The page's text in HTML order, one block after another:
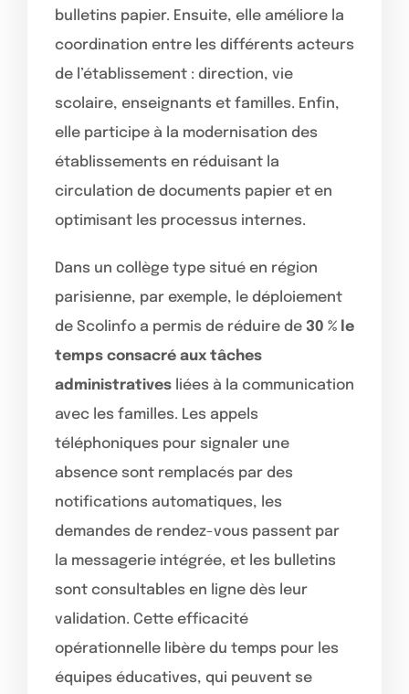
bulletins papier. Ensuite, elle améliore la
coordination entre les différents acteurs
de l’établissement : direction, vie
scolaire, enseignants et familles. Enfin,
elle participe à la modernisation des
établissements en réduisant la
circulation de documents papier et en
optimisant les processus internes.
Dans un collège type situé en région
parisienne, par exemple, le déploiement
de Scolinfo a permis de réduire de 30 % le
temps consacré aux tâches
administratives liées à la communication
avec les familles. Les appels
téléphoniques pour signaler une
absence sont remplacés par des
notifications automatiques, les
demandes de rendez-vous passent par
la messagerie intégrée, et les bulletins
sont consultables en ligne dès leur
validation. Cette efficacité
opérationnelle libère du temps pour les
équipes éducatives, qui peuvent se